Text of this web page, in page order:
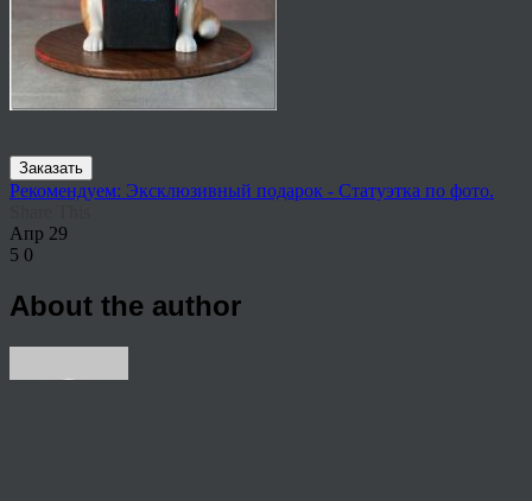
Заказать
Рекомендуем: Эксклюзивный подарок - Статуэтка по фото.
Апр 29
5 0
About the author